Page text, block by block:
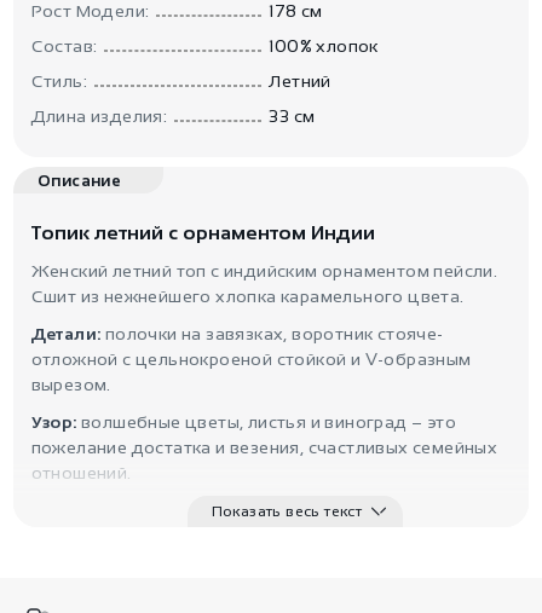
Рост Модели:
178 см
Состав:
100% хлопок
Стиль:
Летний
Длина изделия:
33 см
Описание
Топик летний с орнаментом Индии
Женский летний топ с индийским орнаментом пейсли.
Сшит из нежнейшего хлопка карамельного цвета.
Детали: полочки на завязках, воротник стояче-
отложной с цельнокроеной стойкой и V-образным
вырезом.
Узор: волшебные цветы, листья и виноград – это
пожелание достатка и везения, счастливых семейных
отношений.
Показать весь текст